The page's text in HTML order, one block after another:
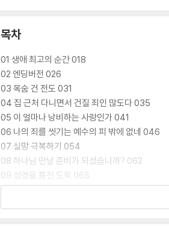
목차
01 생애 최고의 순간 018
02 엔딩버전 026
03 목숨 건 전도 031
04 집 근처 다니면서 건질 죄인 많도다 035
05 이 얼마나 낭비하는 사랑인가 041
06 나의 죄를 씻기는 예수의 피 밖에 없네 046
07 실망 극복하기 054
08 하나님 만날 준비가 되셨습니까? 062
09 성경을 훔친 도둑 065
10 때를 얻든지 못 얻든지 074